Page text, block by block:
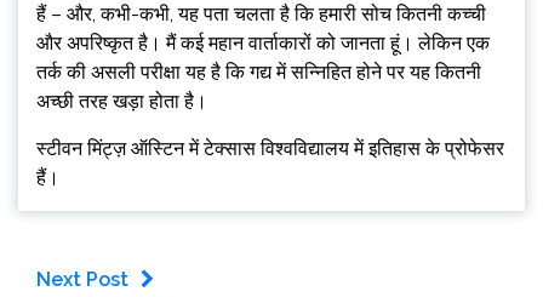
हैं – और, कभी-कभी, यह पता चलता है कि हमारी सोच कितनी कच्ची
और अपरिष्कृत है। मैं कई महान वार्ताकारों को जानता हूं। लेकिन एक
तर्क की असली परीक्षा यह है कि गद्य में सन्निहित होने पर यह कितनी
अच्छी तरह खड़ा होता है।
स्टीवन मिंट्ज़ ऑस्टिन में टेक्सास विश्वविद्यालय में इतिहास के प्रोफेसर
हैं।
Next Post